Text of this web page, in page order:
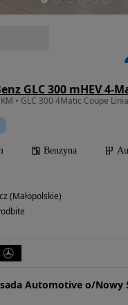
• GLC 300 4Matic Coupe
Benzyna
(Małopolskie)
Automotive o/Nowy